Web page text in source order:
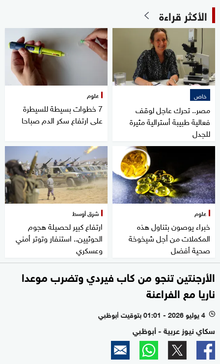
الأكثر قراءة
خاص
مصر.. تحرك عاجل لوقف
فعالية طبيبة أسترالية مثيرة
للجدل
علوم
7 خطوات بسيطة للسيطرة
على ارتفاع سكر الدم صباحا
علوم
خبراء يوصون بتناول هذه
المكملات من أجل شيخوخة
صحية أفضل
شرق أوسط
ارتفاع كبير لحصيلة هجوم
الحوثيين.. استنفار وتوتر أمني
وعسكري
الأرجنتين تنجو من كاب فيردي وتضرب موعدا
ناريا مع الفراعنة
l 4 يوليو 2026 - 01:01 بتوقيت أبوظبي
سكاي نيوز عربية - أبوظبي